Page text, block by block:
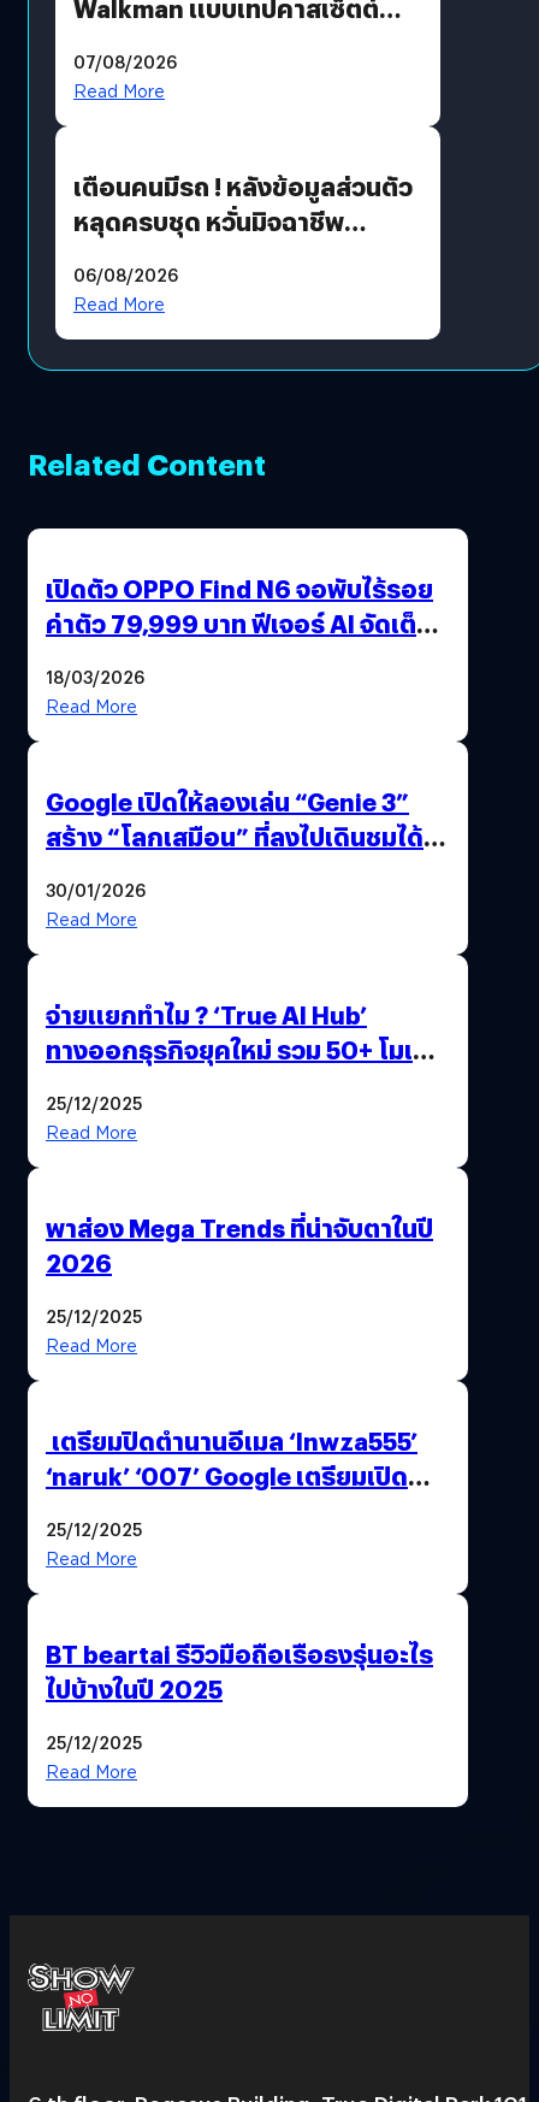
Walkman แบบเทปคาสเซ็ตต์
07/08/2026
Read More
เตือนคนมีรถ ! หลังข้อมูลส่วนตัว
หลุดครบชุด หวั่นมิจฉาชีพ
รหัสผ่านหลุด ไม่ใช่แฮกเกอร์
06/08/2026
Read More
Related Content
เปิดตัว OPPO Find N6 จอพับไร้รอย
ค่าตัว 79,999 บาท ฟีเจอร์ AI จัดเต็ม
18/03/2026
Read More
Google เปิดให้ลองเล่น “Genie 3”
สร้าง “โลกเสมือน” ที่ลงไปเดินชมได้
30/01/2026
Read More
จ่ายแยกทำไม ? ‘True AI Hub’
ทางออกธุรกิจยุคใหม่ รวม 50+ โมเดล
25/12/2025
Read More
พาส่อง Mega Trends ที่น่าจับตาในปี
2026
25/12/2025
Read More
เตรียมปิดตำนานอีเมล ‘lnwza555’
‘naruk’ ‘007’ Google เตรียมเปิด
25/12/2025
Read More
BT beartai รีวิวมือถือเรือธงรุ่นอะไร
ไปบ้างในปี 2025
25/12/2025
Read More